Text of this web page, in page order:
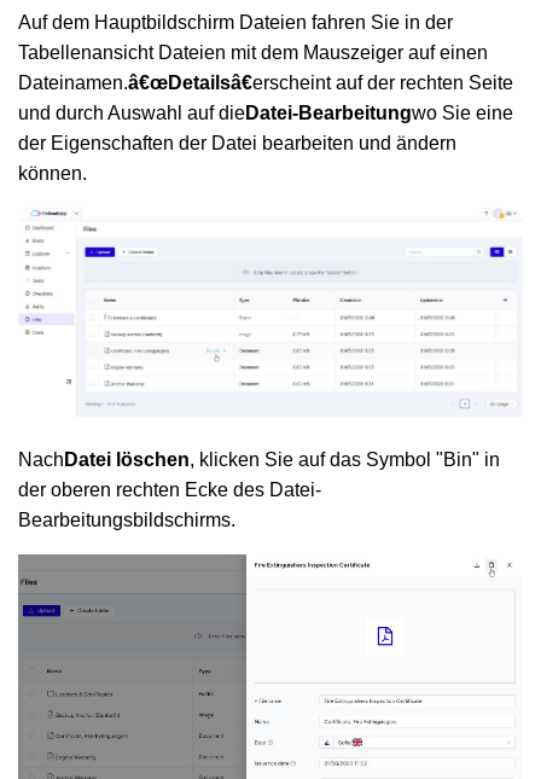
Auf dem Hauptbildschirm Dateien fahren Sie in der
Tabellenansicht Dateien mit dem Mauszeiger auf einen
Dateinamen.â€œDetailsâ€erscheint auf der rechten Seite
und durch Auswahl auf dieDatei-Bearbeitungwo Sie eine
der Eigenschaften der Datei bearbeiten und ändern
können.
Nach Datei löschen, klicken Sie auf das Symbol "Bin" in
der oberen rechten Ecke des Datei-
Bearbeitungsbildschirms.